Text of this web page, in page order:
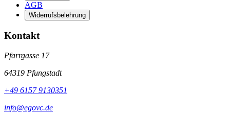
AGB
Widerrufsbelehrung
Kontakt
Pfarrgasse 17
64319 Pfungstadt
+49 6157 9130351
info@egovc.de